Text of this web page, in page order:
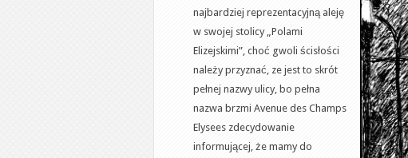
najbardziej reprezentacyjną aleję
w swojej stolicy „Polami
Elizejskimi”, choć gwoli ścisłości
należy przyznać, ze jest to skrót
pełnej nazwy ulicy, bo pełna
nazwa brzmi Avenue des Champs
Elysees zdecydowanie
informującej, że mamy do